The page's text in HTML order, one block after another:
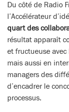
Du côté de Radio
l’Accélérateur
quart des
résultat apparaît
et fructueuse avec
mais aussi en
managers des
d’encadrer le
processus.